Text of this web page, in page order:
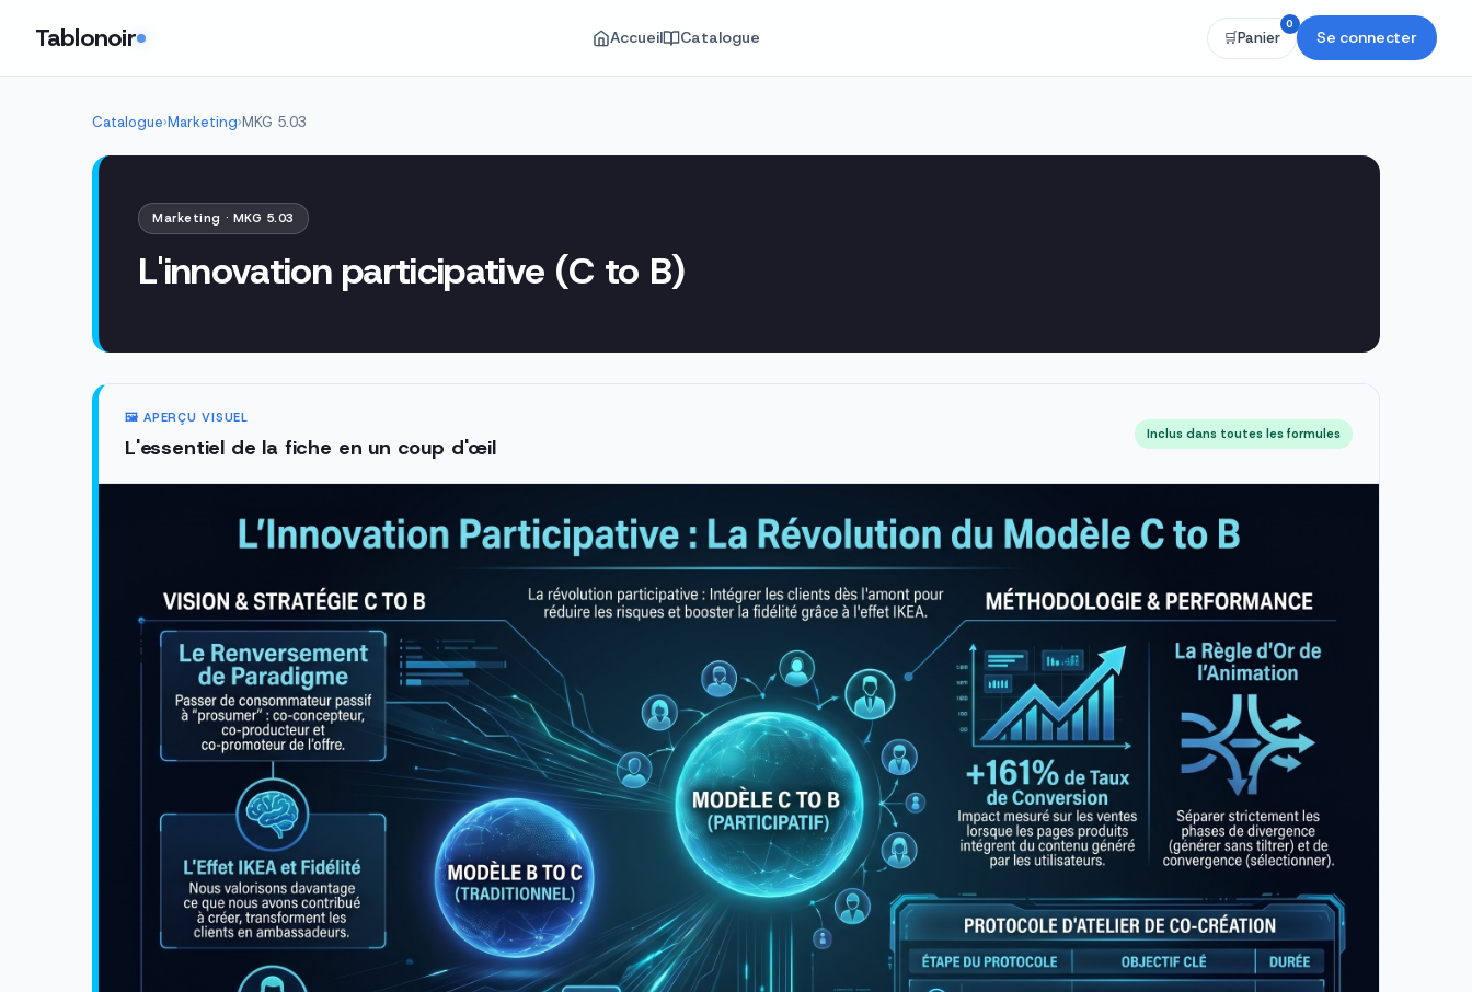
Tablonoir Accueil Catalogue 🛒Panier
0
Se connecter
Catalogue›Marketing›MKG 5.03
Marketing · MKG 5.03
L'innovation participative (C to B)
🖼️ APERÇU VISUEL
L'essentiel de la fiche en un coup d'œil
Inclus dans toutes les formules